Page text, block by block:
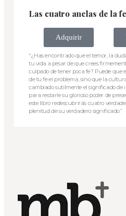
Las cuatro anclas de la fe
Adquirir
“¿Has encontrado que el temor, la
tu vida a pesar de que crees
culpado de tener poca fe? Puede que
de tu fe el problema, sino que la
cambiado sutilmente el significado de
para restarle su glorioso poder de
este libro redescubrirás cuatro
plenitud de su verdadero significado.”